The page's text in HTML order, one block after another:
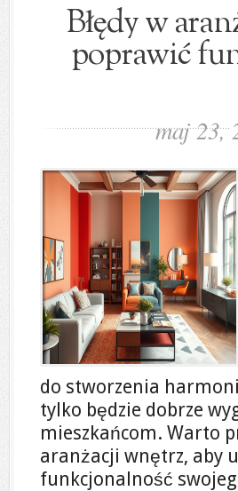
Błędy w
poprawić
maj 23,
do stworzenia
tylko będzie dobrze
mieszkańcom. Warto
aranżacji wnętrz, aby
funkcjonalność